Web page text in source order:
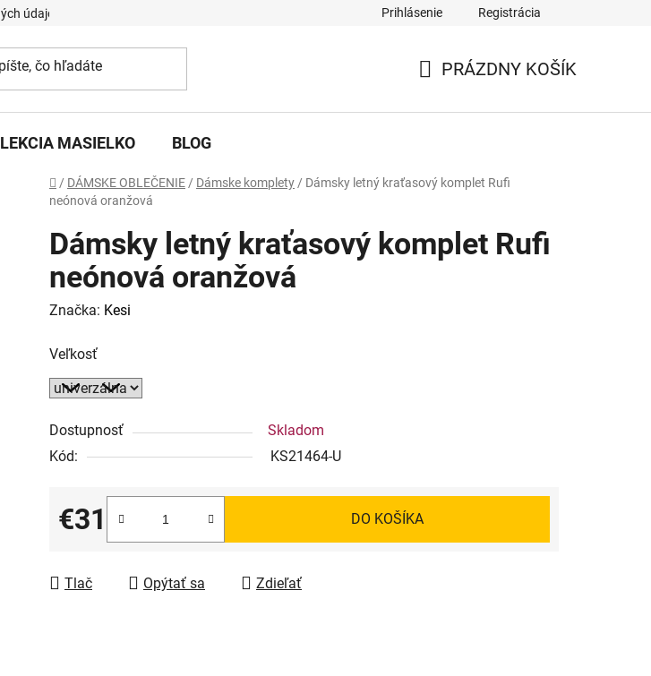
údajov Prihlásenie Registrácia
PRÁZDNY KOŠÍK
MASIELKO BLOG
Domov
/ DÁMSKE OBLEČENIE / Dámske komplety / Dámsky letný kraťasový komplet Rufi
neónová oranžová
Dámsky letný kraťasový komplet Rufi
neónová oranžová
Značka: Kesi
Veľkosť
Dostupnosť
Skladom
Kód:
KS21464-U
€31
Jednotková cena:
DO KOŠÍKA
Tlač Opýtať sa Zdieľať